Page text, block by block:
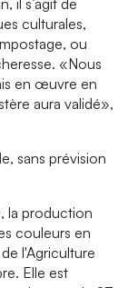
culturales,
ou
«Nous
en œuvre en
aura validé»,
sans prévision
la production
couleurs en
l'Agriculture
Elle est